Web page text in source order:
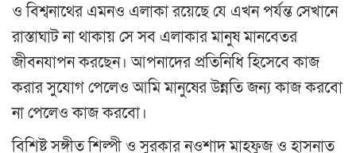
ও বিশ্বনাথের এমনও এলাকা রয়েছে যে এখন পর্যন্ত সেখানে
রাস্তাঘাট না থাকায় সে সব এলাকার মানুষ মানবেতর
জীবনযাপন করছেন। আপনাদের প্রতিনিধি হিসেবে কাজ
করার সুযোগ পেলেও আমি মানুষের উন্নতি জন্য কাজ করবো
না পেলেও কাজ করবো।
বিশিষ্ট সঙ্গীত শিল্পী ও সুরকার নওশাদ মাহফুজ ও হাসনাত